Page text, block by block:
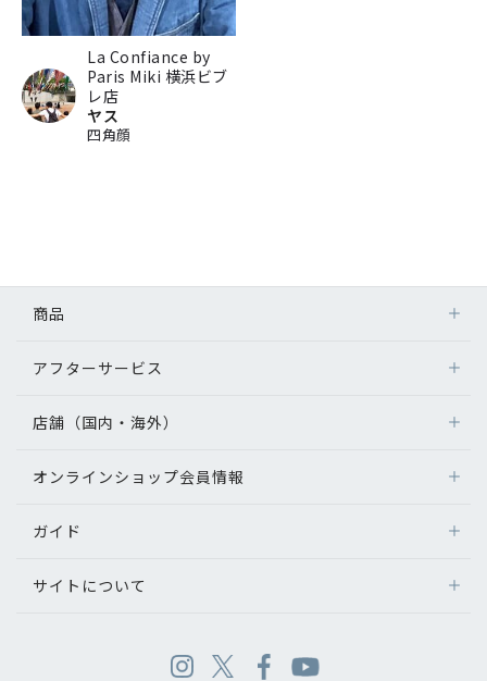
La Confiance by
Paris Miki 横浜ビブ
レ店
ヤス
四角顔
商品
アフターサービス
店舗（国内・海外）
オンラインショップ会員情報
ガイド
サイトについて